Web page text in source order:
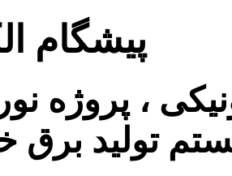
پیشگام
، پروژه
تولید برق